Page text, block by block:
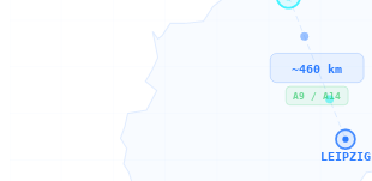
LEIPZIG
~460 km
A9 / A14